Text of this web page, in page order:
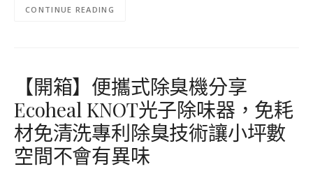
CONTINUE READING
【開箱】便攜式除臭機分享
Ecoheal KNOT光子除味器，免耗
材免清洗專利除臭技術讓小坪數
空間不會有異味